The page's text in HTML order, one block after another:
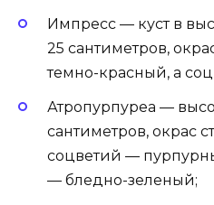
Импресс — куст в
25 сантиметров,
темно-красный, а
Атропурпуреа —
сантиметров, окрас
соцветий —
— бледно-зеленый;